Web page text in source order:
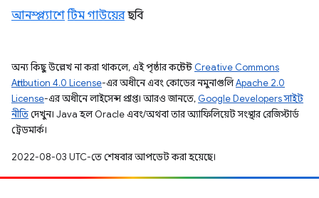
আনস্প্ল্যাশে টিম গাউয়েরছবি
অন্য কিছু উল্লেখ না করা থাকলে, এই পৃষ্ঠার কন্টেন্ট Creative Commons
Attribution 4.0 License-এর অধীনে এবং কোডের নমুনাগুলিApache 2.0
License-এর অধীনে লাইসেন্স প্রাপ্ত। আরও জানতে, Google Developers সাইট
নীতিদেখুন। Java হল Oracle এবং/অথবা তার অ্যাফিলিয়েট সংস্থার রেজিস্টার্ড
ট্রেডমার্ক।
2022-08-03 UTC-তে শেষবার আপডেট করা হয়েছে।